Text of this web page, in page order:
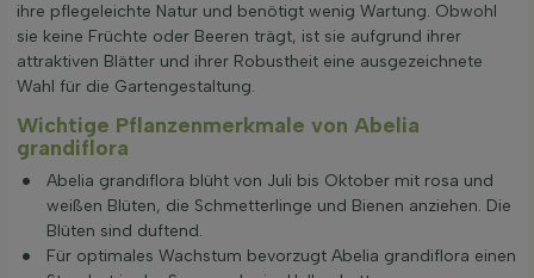
ihre pflegeleichte Natur und benötigt wenig Wartung. Obwohl
sie keine Früchte oder Beeren trägt, ist sie aufgrund ihrer
attraktiven Blätter und ihrer Robustheit eine ausgezeichnete
Wahl für die Gartengestaltung.
Wichtige Pflanzenmerkmale von Abelia
grandiflora
Abelia grandiflora blüht von Juli bis Oktober mit rosa und
weißen Blüten, die Schmetterlinge und Bienen anziehen. Die
Blüten sind duftend.
Für optimales Wachstum bevorzugt Abelia grandiflora einen